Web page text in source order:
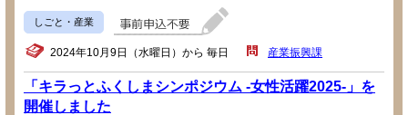
しごと・産業
2024年10月9日（水曜日）から 毎日 産業振興課
「キラっとふくしまシンポジウム -女性活躍2025-」を
開催しました